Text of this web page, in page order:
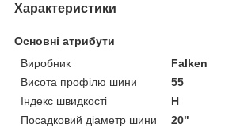
Характеристики
Основні атрибути
Виробник
Falken
Висота профілю шини
55
Індекс швидкості
H
Посадковий діаметр шини
20"